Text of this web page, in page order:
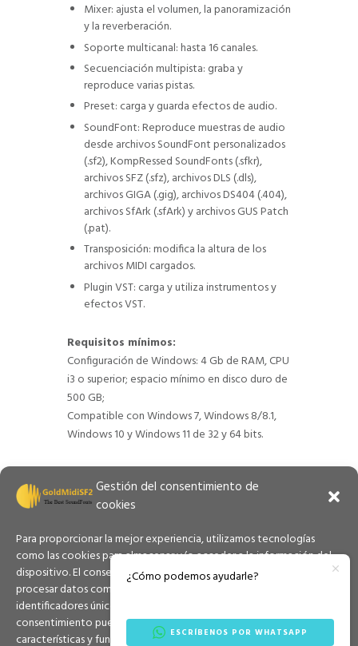
Gestión del consentimiento de
cookies
Para proporcionar la mejor experiencia, utilizamos tecnologías
como las cookies para almacenar y/o acceder a la información del
dispositivo. El consentimiento a estas tecnologías nos permitirá
procesar datos como el comportamiento de navegación o los
identificadores únicos en este sitio. No consentir o retirar el
consentimiento puede afectar negativamente a determinadas
características y funciones.
Mixer: ajusta el volumen, la panoramización
y la reverberación.
Soporte multicanal: hasta 16 canales.
Secuenciación multipista: graba y
reproduce varias pistas.
Preset: carga y guarda efectos de audio.
SoundFont: Reproduce muestras de audio
desde archivos SoundFont personalizados
(.sf2), KompRessed SoundFonts (.sfkr),
archivos SFZ (.sfz), archivos DLS (.dls),
archivos GIGA (.gig), archivos DS404 (.404),
archivos SfArk (.sfArk) y archivos GUS Patch
(.pat).
Transposición: modifica la altura de los
archivos MIDI cargados.
Plugin VST: carga y utiliza instrumentos y
efectos VST.
Requisitos mínimos:
Configuración de Windows: 4 Gb de RAM, CPU
i3 o superior; espacio mínimo en disco duro de
500 GB;
Compatible con Windows 7, Windows 8/8.1,
Windows 10 y Windows 11 de 32 y 64 bits.
¿Cómo podemos ayudarle?
ESCRÍBENOS POR WHATSAPP